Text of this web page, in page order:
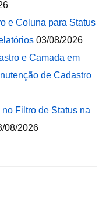
e Coluna para Status
03/08/2026
e Camada em
de Cadastro
Filtro de Status na
08/2026